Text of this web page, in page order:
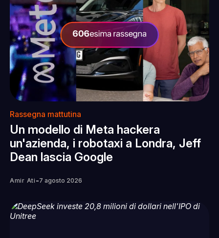
Rassegna mattutina
Un modello di Meta hackera
un'azienda, i robotaxi a Londra, Jeff
Dean lascia Google
Amir Ati -7 agosto 2026